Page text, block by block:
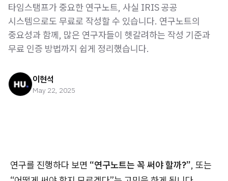
타임스탬프가 중요한 연구노트, 사실 IRIS 공공
시스템으로도 무료로 작성할 수 있습니다. 연구노트의
중요성과 함께, 많은 연구자들이 헷갈려하는 작성 기준과
무료 인증 방법까지 쉽게 정리했습니다.
이현석
May 22, 2025
연구를 진행하다 보면 “연구노트는 꼭 써야 할까?”, 또는